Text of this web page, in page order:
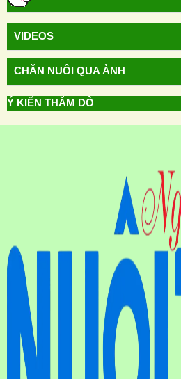
VIDEOS
CHĂN NUÔI QUA ẢNH
Ý KIẾN THĂM DÒ